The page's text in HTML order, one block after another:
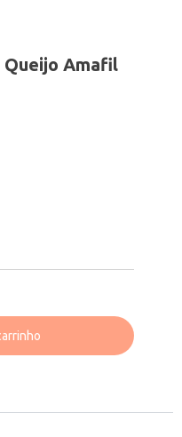
Queijo Amafil